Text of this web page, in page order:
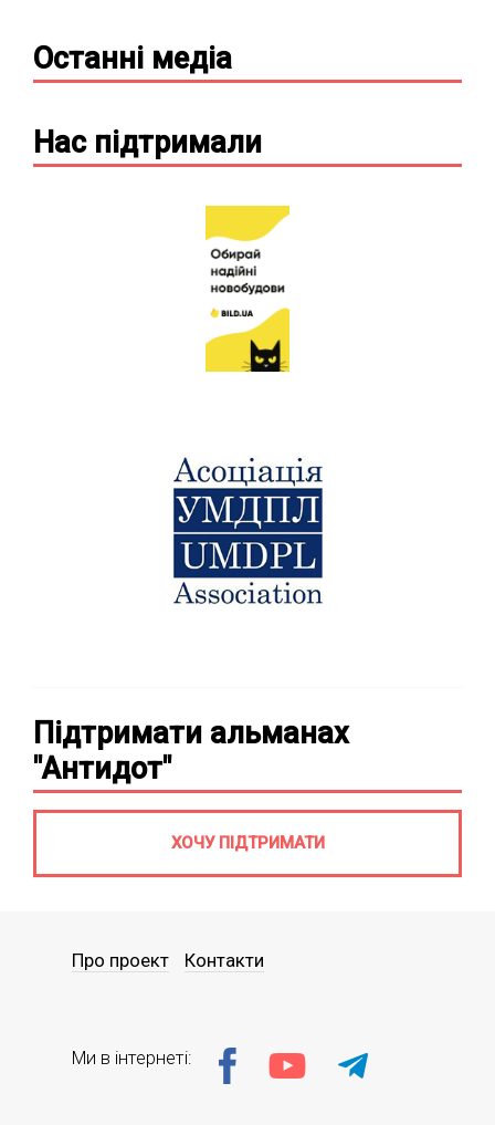
Останні медіа
Нас підтримали
Підтримати альманах
"Антидот"
ХОЧУ ПІДТРИМАТИ
Про проект Контакти
Ми в інтернеті: